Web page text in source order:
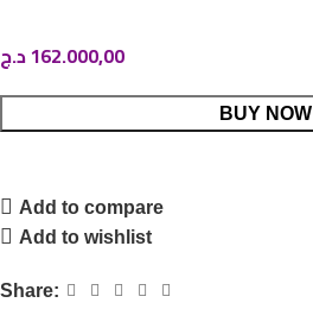
162.000,00د.ج
BUY NOW
Add to compare
Add to wishlist
Share: